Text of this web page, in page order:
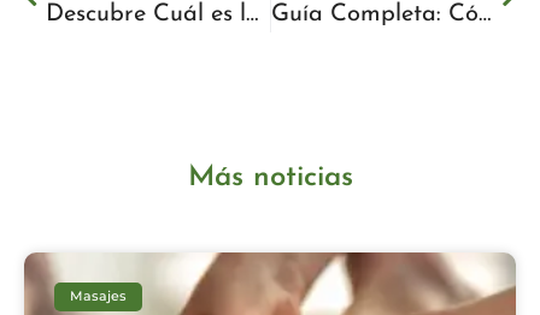
Descubre Cuál es la Pedicura Tradicional: Guía Completa para el Cuidado de Tus Pies Guía Completa: Cómo Hacer Pedicura Profesional Paso a Paso | Técnicas y Consejos
Más noticias
Masajes